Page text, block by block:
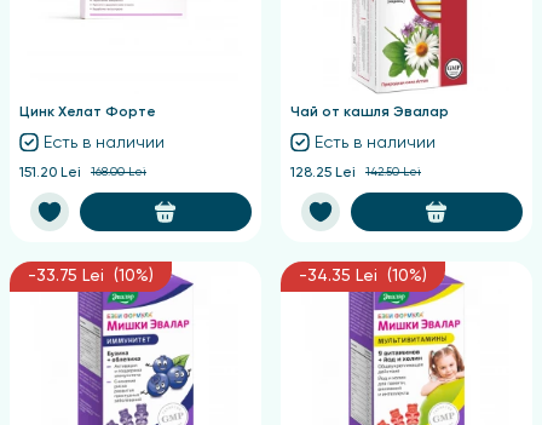
Цинк Хелат Форте
Есть в наличии
151.20 Lei 168.00 Lei
Чай от кашля Эвалар
Есть в наличии
128.25 Lei 142.50 Lei
-33.75 Lei (10%) -34.35 Lei (10%)